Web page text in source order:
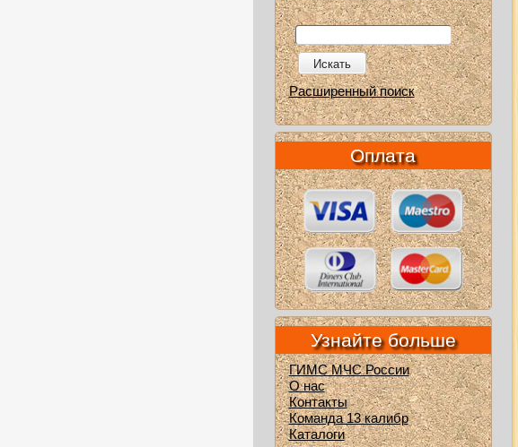
Искать
Расширенный поиск
Оплата
Узнайте больше
ГИМС МЧС России
О нас
Контакты
Команда 13 калибр
Каталоги